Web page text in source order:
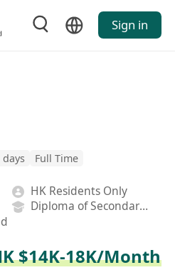
Sign in
Full Time
HK Residents Only
Diploma of Secondary School
$14K-18K/Month